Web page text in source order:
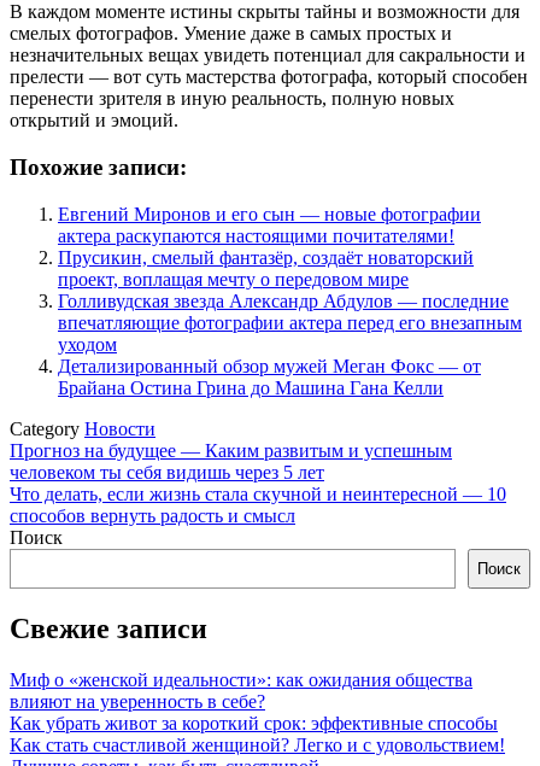
В каждом моменте истины скрыты тайны и возможности для
смелых фотографов. Умение даже в самых простых и
незначительных вещах увидеть потенциал для сакральности и
прелести — вот суть мастерства фотографа, который способен
перенести зрителя в иную реальность, полную новых
открытий и эмоций.
Похожие записи:
Евгений Миронов и его сын — новые фотографии
актера раскупаются настоящими почитателями!
Прусикин, смелый фантазёр, создаёт новаторский
проект, воплащая мечту о передовом мире
Голливудская звезда Александр Абдулов — последние
впечатляющие фотографии актера перед его внезапным
уходом
Детализированный обзор мужей Меган Фокс — от
Брайана Остина Грина до Машина Гана Келли
Category Новости
Навигация
по
записям
Прогноз на будущее — Каким развитым и успешным
человеком ты себя видишь через 5 лет
Что делать, если жизнь стала скучной и неинтересной — 10
способов вернуть радость и смысл
Поиск
Поиск
Свежие записи
Миф о «женской идеальности»: как ожидания общества
влияют на уверенность в себе?
Как убрать живот за короткий срок: эффективные способы
Как стать счастливой женщиной? Легко и с удовольствием!